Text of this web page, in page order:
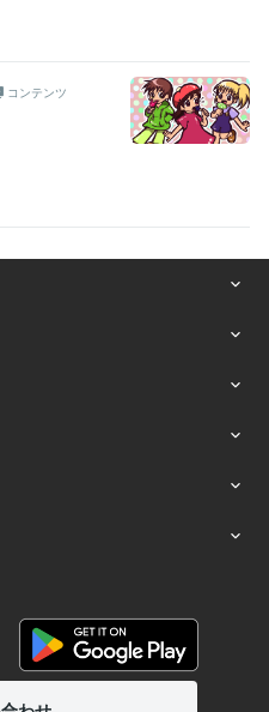
コンテンツ